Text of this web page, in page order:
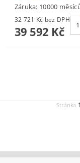
Záruka: 10000
32 721 Kč bez DPH
39 592 Kč
Stránka 1